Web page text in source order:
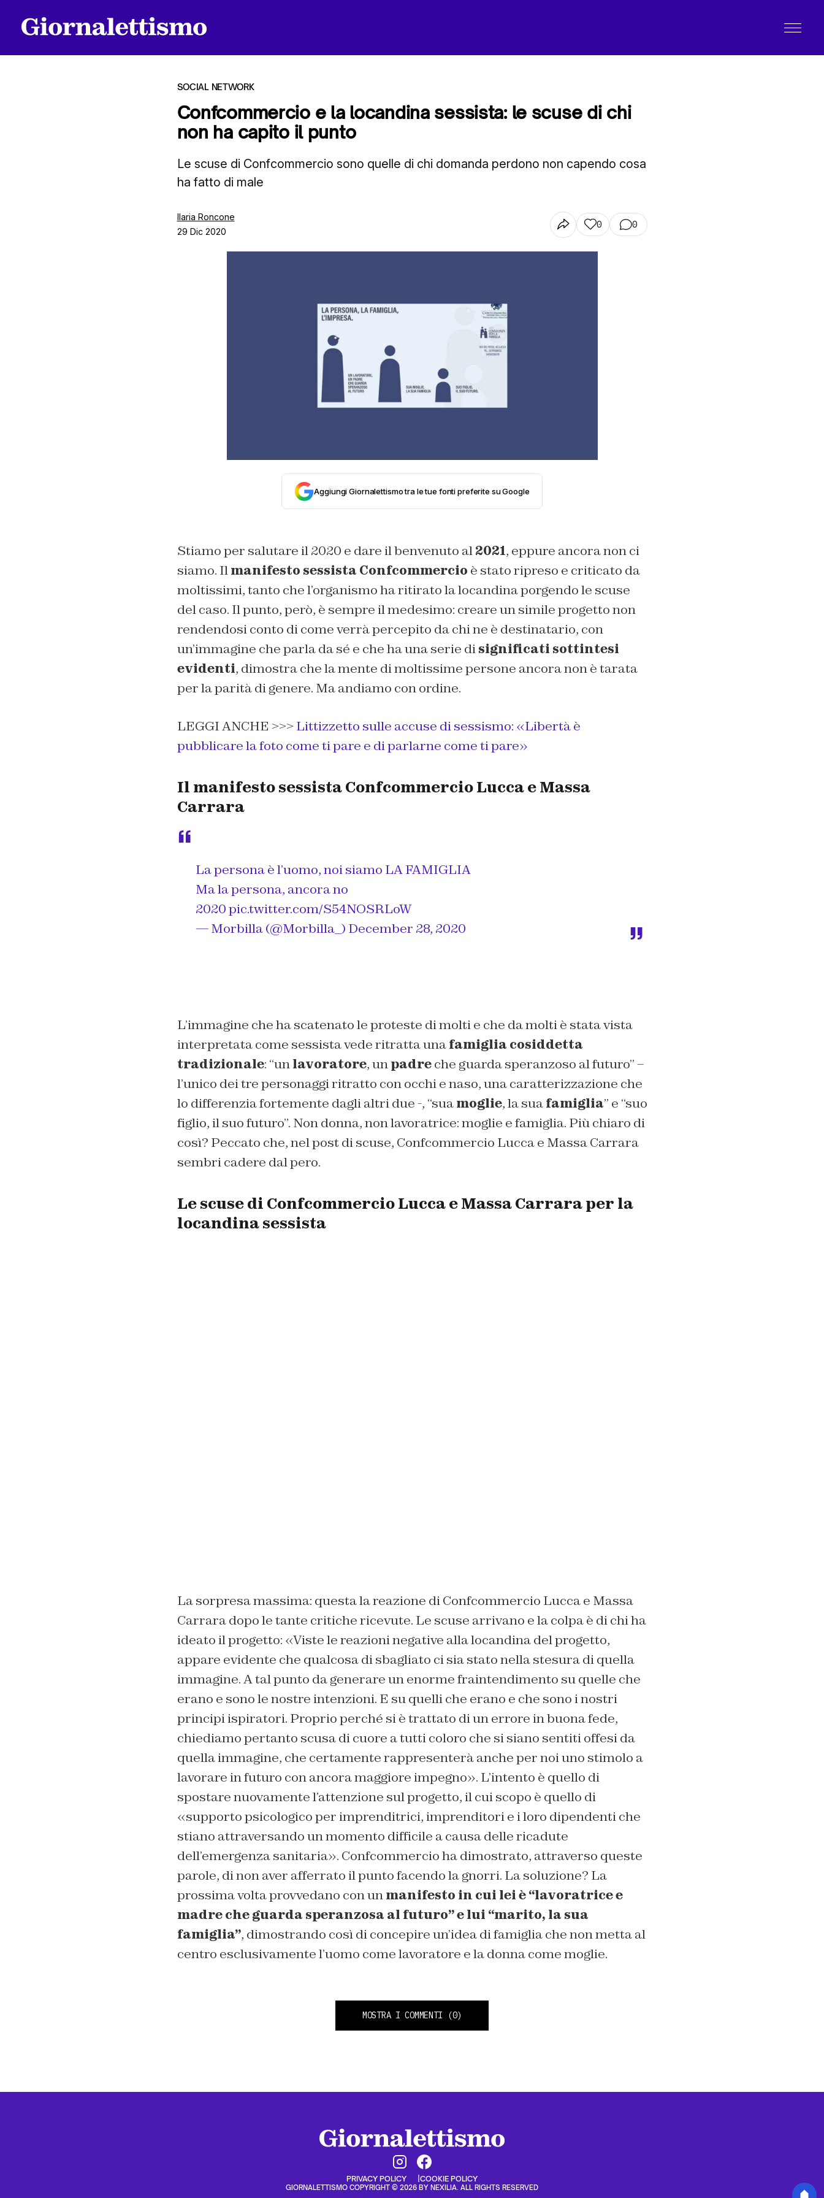
SOCIAL NETWORK
Confcommercio e la locandina sessista: le scuse di chi
non ha capito il punto
Le scuse di Confcommercio sono quelle di chi domanda perdono non capendo cosa
ha fatto di male
Ilaria Roncone
29 Dic 2020
0 0
Aggiungi Giornalettismo tra le tue fonti preferite su Google
Stiamo per salutare il 2020 e dare il benvenuto al2021, eppure ancora non ci
siamo. Ilmanifesto sessista Confcommercio è stato ripreso e criticato da
moltissimi, tanto che l’organismo ha ritirato la locandina porgendo le scuse
del caso. Il punto, però, è sempre il medesimo: creare un simile progetto non
rendendosi conto di come verrà percepito da chi ne è destinatario, con
un’immagine che parla da sé e che ha una serie disignificati sottintesi
evidenti, dimostra che la mente di moltissime persone ancora non è tarata
per la parità di genere. Ma andiamo con ordine.
LEGGI ANCHE >>> Littizzetto sulle accuse di sessismo: «Libertà è
pubblicare la foto come ti pare e di parlarne come ti pare»
Il manifesto sessista Confcommercio Lucca e Massa
Carrara
La persona è l’uomo, noi siamo LA FAMIGLIA
Ma la persona, ancora no
2020pic.twitter.com/S54NOSRLoW
— Morbilla (@Morbilla_) December 28, 2020
L’immagine che ha scatenato le proteste di molti e che da molti è stata vista
interpretata come sessista vede ritratta unafamiglia cosiddetta
tradizionale: “unlavoratore, unpadreche guarda speranzoso al futuro” –
l’unico dei tre personaggi ritratto con occhi e naso, una caratterizzazione che
lo differenzia fortemente dagli altri due -, “suamoglie, la suafamiglia” e “suo
figlio, il suo futuro”. Non donna, non lavoratrice: moglie e famiglia. Più chiaro di
così? Peccato che, nel post di scuse, Confcommercio Lucca e Massa Carrara
sembri cadere dal pero.
Le scuse di Confcommercio Lucca e Massa Carrara per la
locandina sessista
La sorpresa massima: questa la reazione di Confcommercio Lucca e Massa
Carrara dopo le tante critiche ricevute. Le scuse arrivano e la colpa è di chi ha
ideato il progetto: «Viste le reazioni negative alla locandina del progetto,
appare evidente che qualcosa di sbagliato ci sia stato nella stesura di quella
immagine. A tal punto da generare un enorme fraintendimento su quelle che
erano e sono le nostre intenzioni. E su quelli che erano e che sono i nostri
principi ispiratori. Proprio perché si è trattato di un errore in buona fede,
chiediamo pertanto scusa di cuore a tutti coloro che si siano sentiti offesi da
quella immagine, che certamente rappresenterà anche per noi uno stimolo a
lavorare in futuro con ancora maggiore impegno». L’intento è quello di
spostare nuovamente l’attenzione sul progetto, il cui scopo è quello di
«supporto psicologico per imprenditrici, imprenditori e i loro dipendenti che
stiano attraversando un momento difficile a causa delle ricadute
dell’emergenza sanitaria». Confcommercio ha dimostrato, attraverso queste
parole, di non aver afferrato il punto facendo la gnorri. La soluzione? La
prossima volta provvedano con unmanifesto in cui lei è “lavoratrice e
madre che guarda speranzosa al futuro” e lui “marito, la sua
famiglia”, dimostrando così di concepire un’idea di famiglia che non metta al
centro esclusivamente l’uomo come lavoratore e la donna come moglie.
MOSTRA I COMMENTI (0)
PRIVACY POLICY COOKIE POLICY
GIORNALETTISMO COPYRIGHT © 2026 BY NEXILIA. ALL RIGHTS RESERVED